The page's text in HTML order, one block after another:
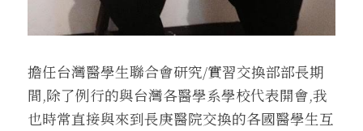
擔任台灣醫學生聯合會研究/實習交換部部長期
間,除了例行的與台灣各醫學系學校代表開會,我
也時常直接與來到長庚醫院交換的各國醫學生互